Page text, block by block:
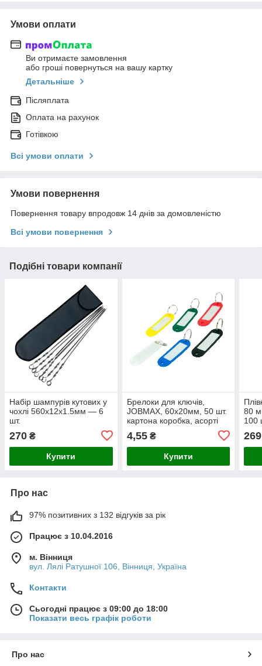
Умови оплати
Ви отримаєте замовлення
або гроші повернуться на вашу картку
Детальніше
Післяплата
Оплата на рахунок
Готівкою
Всі умови оплати
Умови повернення
Повернення товару впродовж 14 днів за домовленістю
Всі умови повернення
Подібні товари компанії
Набір шампурів кутових у
чохлі 560х12х1.5мм — 6
шт.
270 ₴
Купити
Брелоки для ключів,
JOBMAX, 60х20мм, 50 шт.
картона коробка, асорті
4,55₴
Купити
80
100
Про нас
97% позитивних з 132 відгуків за рік
Працює з 10.04.2016
м. Вінниця
вул. Лялі Ратушної 106, Вінниця, Україна
Контакти
Сьогодні працює з 09:00 до 18:00
Показати весь графік роботи
Про нас